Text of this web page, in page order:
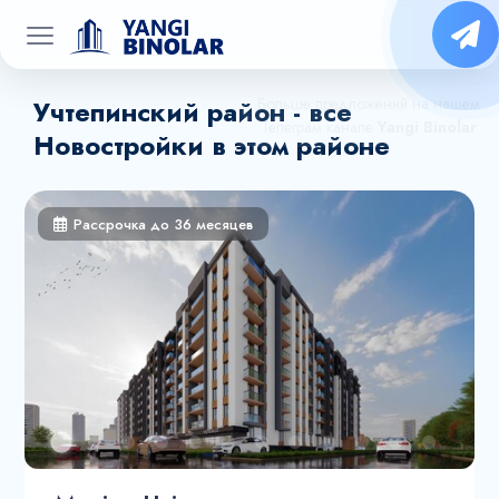
Учтепинский район - все
Новостройки в этом районе
Рассрочка до 36 месяцев